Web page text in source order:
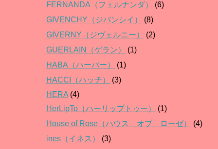
FERNANDA（フェルナンダ）
(6)
GIVENCHY（ジバンシイ）
(8)
GIVERNY（ジヴェルニー）
(2)
GUERLAIN（ゲラン）
(1)
HABA（ハーバー）
(1)
HACCI（ハッチ）
(3)
HERA(4)
HerLipTo（ハーリップトゥー）
(1)
House of Rose（ハウス オブ ローゼ）
(4)
ines（イネス）
(3)